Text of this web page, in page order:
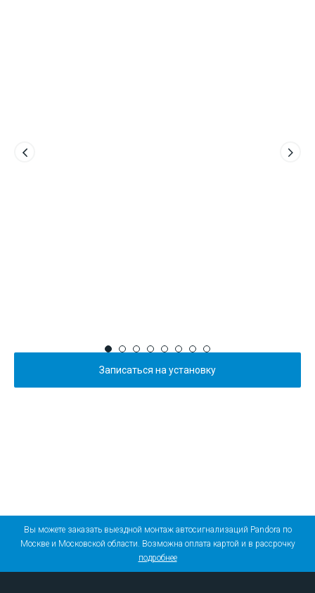
Записаться на установку
Вы можете заказать выездной монтаж автосигнализаций Pandora по
Москве и Московской области. Возможна оплата картой и в рассрочку
подробнее